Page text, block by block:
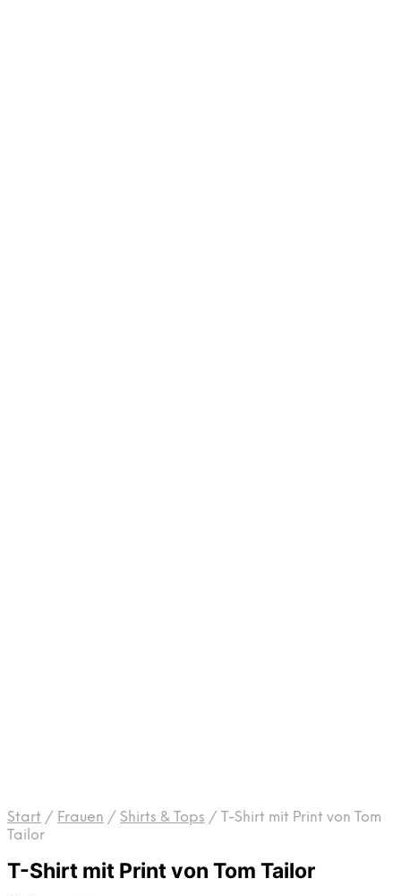
Start / Frauen / Shirts & Tops / T-Shirt mit Print von Tom
Tailor
T-Shirt mit Print von Tom Tailor